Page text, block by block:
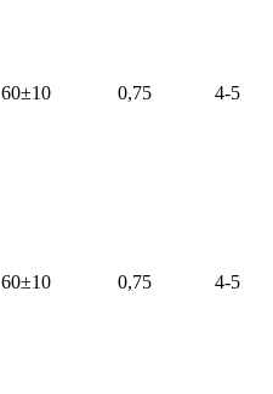
60±10 0,75 4-5
60±10 0,75 4-5